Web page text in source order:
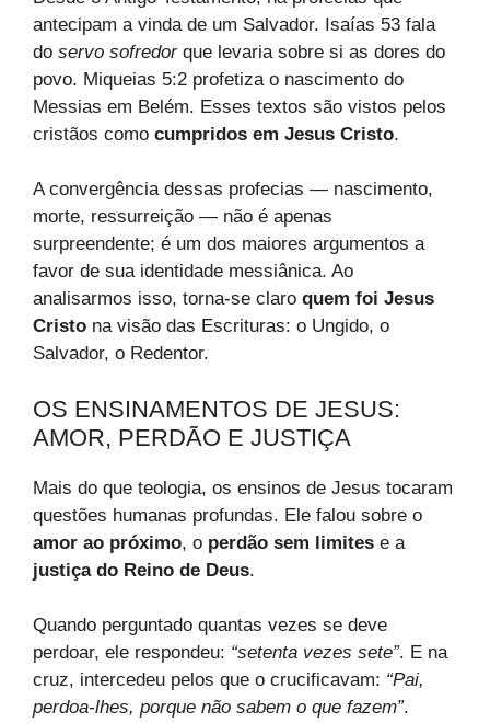
antecipam a vinda de um Salvador. Isaías 53 fala
do servo sofredorque levaria sobre si as dores do
povo. Miqueias 5:2 profetiza o nascimento do
Messias em Belém. Esses textos são vistos pelos
cristãos como cumpridos em Jesus Cristo.
A convergência dessas profecias — nascimento,
morte, ressurreição — não é apenas
surpreendente; é um dos maiores argumentos a
favor de sua identidade messiânica. Ao
analisarmos isso, torna-se claro quem foi Jesus
Cristo na visão das Escrituras: o Ungido, o
Salvador, o Redentor.
OS ENSINAMENTOS DE JESUS:
AMOR, PERDÃO E JUSTIÇA
Mais do que teologia, os ensinos de Jesus tocaram
questões humanas profundas. Ele falou sobre o
amor ao próximo, o perdão sem limites e a
justiça do Reino de Deus.
Quando perguntado quantas vezes se deve
perdoar, ele respondeu: “setenta vezes sete”. E na
cruz, intercedeu pelos que o crucificavam: “Pai,
perdoa-lhes, porque não sabem o que fazem”.